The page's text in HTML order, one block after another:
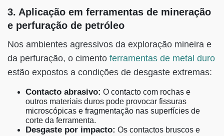
3. Aplicação em ferramentas de mineração
e perfuração de petróleo
Nos ambientes agressivos da exploração mineira e
da perfuração, o cimento ferramentas de metal duro
estão expostos a condições de desgaste extremas:
Contacto abrasivo: O contacto com rochas e
outros materiais duros pode provocar fissuras
microscópicas e fragmentação nas superfícies de
corte da ferramenta.
Desgaste por impacto: Os contactos bruscos e